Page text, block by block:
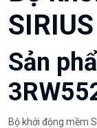
Sản
Bộ khởi động mềm